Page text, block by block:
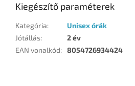
Kiegészítő paraméterek
Kategória:
Unisex órák
Jótállás:
2 év
EAN vonalkód: 8054726934424